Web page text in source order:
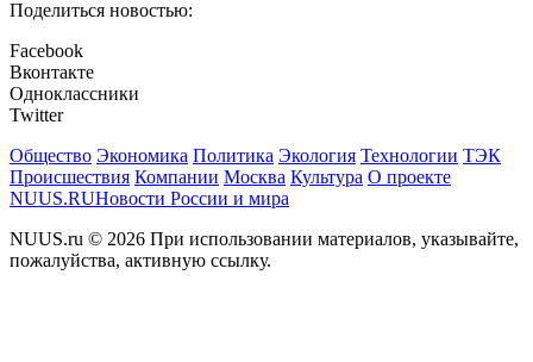
Поделиться новостью:
Facebook
Вконтакте
Одноклассники
Twitter
Общество Экономика Политика Экология Технологии ТЭК
Происшествия Компании Москва Культура О проекте
NUUS.RUНовости России и мира
NUUS.ru © 2026 При использовании материалов, указывайте,
пожалуйства, активную ссылку.